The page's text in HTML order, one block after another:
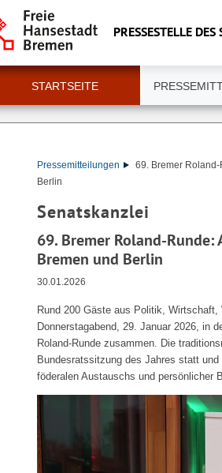
PRESSESTELLE DES
STARTSEITE
Pressemitteilungen
69. Bremer
Berlin
Senatskanzlei
69. Bremer Roland-
Bremen und Berlin
30.01.2026
Rund 200 Gäste aus Politik,
Donnerstagabend, 29. Januar 2026, in
Roland-Runde zusammen. Die
Bundesratssitzung des Jahres statt
föderalen Austauschs und persönlicher